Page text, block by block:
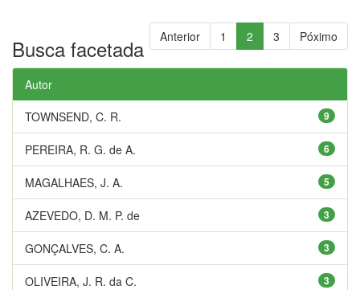
Anterior 1 2 3 Póximo
Busca facetada
Autor
9
TOWNSEND, C. R.
6
PEREIRA, R. G. de A.
5
MAGALHAES, J. A.
3
AZEVEDO, D. M. P. de
3
GONÇALVES, C. A.
3
OLIVEIRA, J. R. da C.